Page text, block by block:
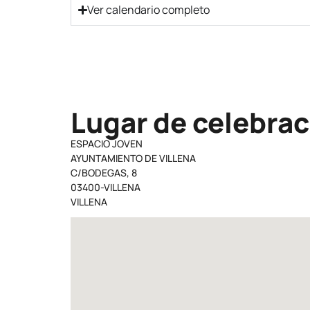
Ver calendario completo
Lugar de
ESPACIO JOVEN
AYUNTAMIENTO DE VILLENA
C/BODEGAS, 8
03400-VILLENA
VILLENA